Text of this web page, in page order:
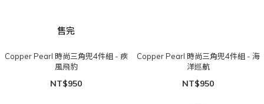
售完
Copper Pearl 時尚三角兜4件組 - 疾
風飛豹
NT$950
Copper Pearl 時尚三角兜4件組 - 海
洋巡航
NT$950